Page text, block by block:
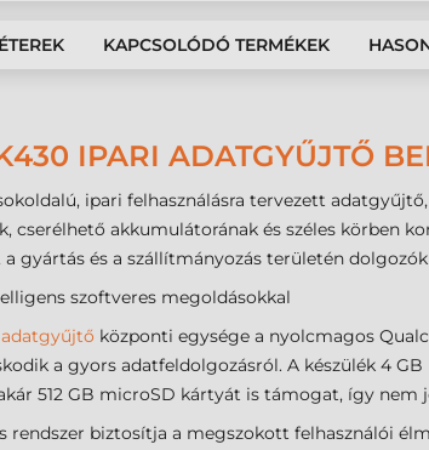
KAPCSOLÓDÓ TERMÉKEK
IPARI ADATGYŰJTŐ
ipari felhasználásra tervezett
cserélhető akkumulátorának és széles körben
a gyártás és a szállítmányozás területén dolgozók
szoftveres megoldásokkal
központi egysége a nyolcmagos
a gyors adatfeldolgozásról. A készülék 4
512 GB microSD kártyát is támogat, így
rendszer biztosítja a megszokott felhasználói